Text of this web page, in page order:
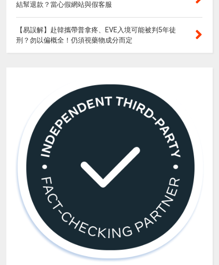
結幫退款？當心假網站與假客服
【易誤解】赴韓攜帶普拿疼、EVE入境可能被判5年徒
刑？勿以偏概全！仍須視藥物成分而定